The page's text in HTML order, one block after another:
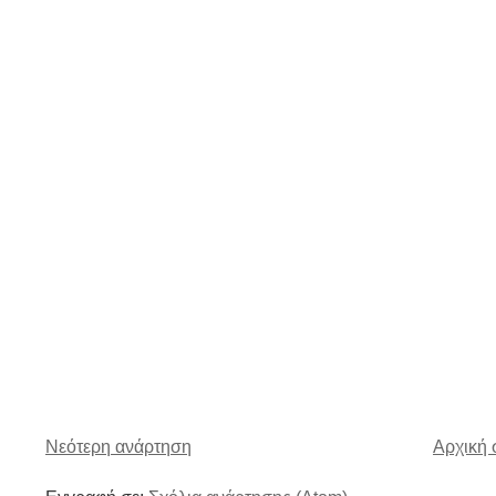
Νεότερη ανάρτηση Αρχική